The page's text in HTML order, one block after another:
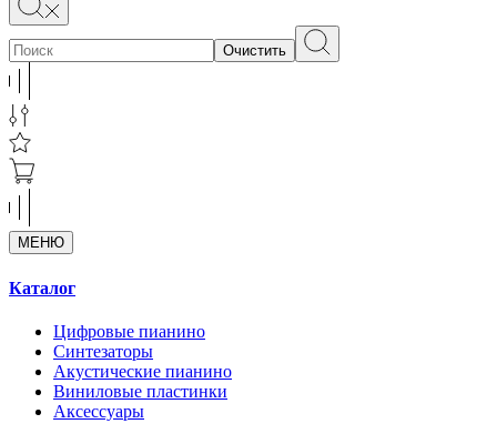
Очистить
МЕНЮ
Каталог
Цифровые пианино
Синтезаторы
Акустические пианино
Виниловые пластинки
Аксессуары